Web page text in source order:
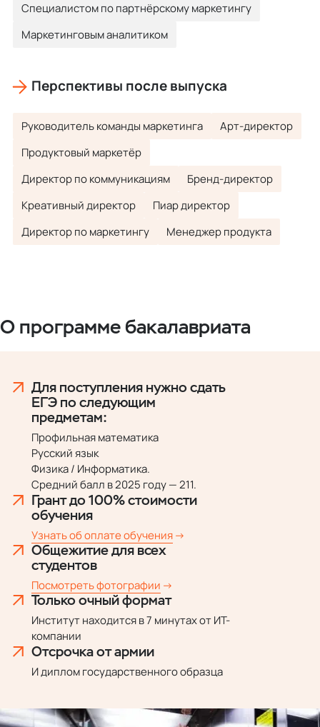
Специалистом по партнёрскому маркетингу
Маркетинговым аналитиком
Перспективы после выпуска
Руководитель команды маркетинга
Арт-директор
Продуктовый маркетёр
Директор по коммуникациям
Бренд-директор
Креативный директор
Пиар директор
Директор по маркетингу
Менеджер продукта
О программе бакалавриата
Для поступления нужно сдать
ЕГЭ по следующим
предметам:
Профильная математика
Русский язык
Физика / Информатика.
Средний балл в 2025 году — 211.
Только очный формат
Институт находится в 7 минутах от ИТ-
компании
Грант до 100% стоимости
обучения
Узнать об оплате обучения
Общежитиедля всех
студентов
Посмотреть фотографии
Отсрочка от армии
И диплом государственного образца